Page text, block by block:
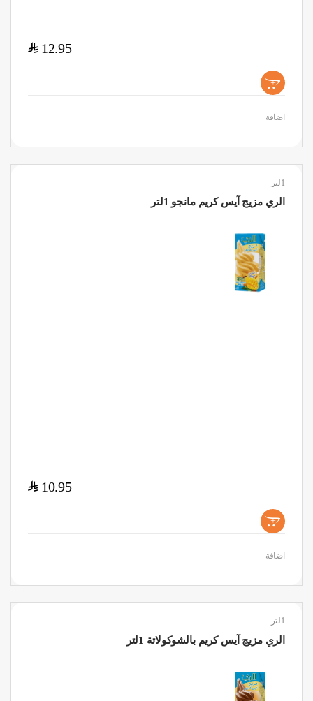
12.95
$
+
اضافة
1لتر
الري مزيج آيس كريم مانجو 1لتر
10.95
$
+
اضافة
1لتر
الري مزيج آيس كريم بالشوكولاتة 1لتر